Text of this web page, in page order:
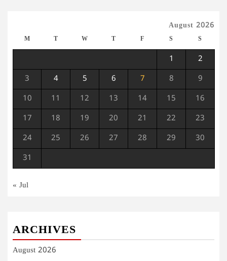
August 2026
M T W T F S S
1 2
3 4 5 6 7 8 9
10 11 12 13 14 15 16
17 18 19 20 21 22 23
24 25 26 27 28 29 30
31
« Jul
ARCHIVES
August 2026